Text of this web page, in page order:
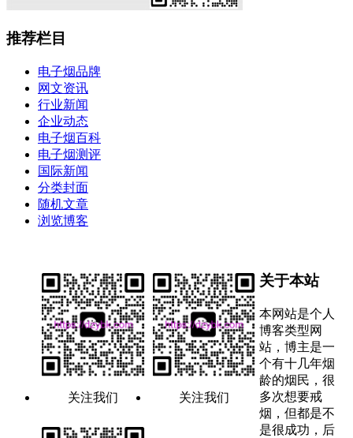
推荐栏目
电子烟品牌
网文资讯
行业新闻
企业动态
电子烟百科
电子烟测评
国际新闻
分类封面
随机文章
浏览博客
关注我们 关注我们
关于本站
本网站是个人
博客类型网
站，博主是一
个有十几年烟
龄的烟民，很
多次想要戒
烟，但都是不
是很成功，后